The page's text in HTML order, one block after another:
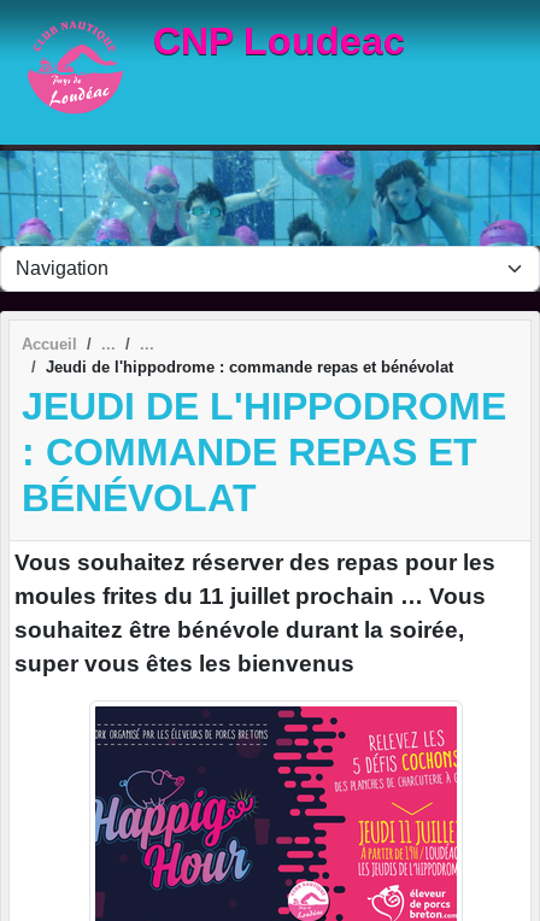
CNP Loudeac
Accueil
Jeudi de l'hippodrome : commande repas et bénévolat
JEUDI DE L'HIPPODROME
: COMMANDE REPAS ET
BÉNÉVOLAT
Vous souhaitez réserver des repas pour les
moules frites du 11 juillet prochain … Vous
souhaitez être bénévole durant la soirée,
super vous êtes les bienvenus